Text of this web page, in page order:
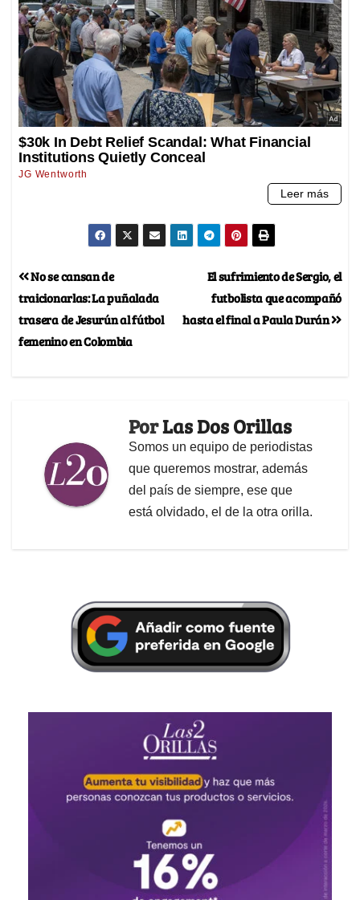
El sufrimiento de Sergio, el
futbolista que acompañó
hasta el final a Paula Durán
No se cansan de
traicionarlas: La puñalada
trasera de Jesurún al fútbol
femenino en Colombia
PorLas Dos Orillas
Somos un equipo de periodistas
que queremos mostrar, además
del país de siempre, ese que
está olvidado, el de la otra orilla.